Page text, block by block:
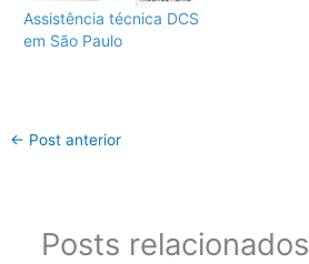
Assistência técnica DCS
em São Paulo
← Post anterior
Posts relacionados